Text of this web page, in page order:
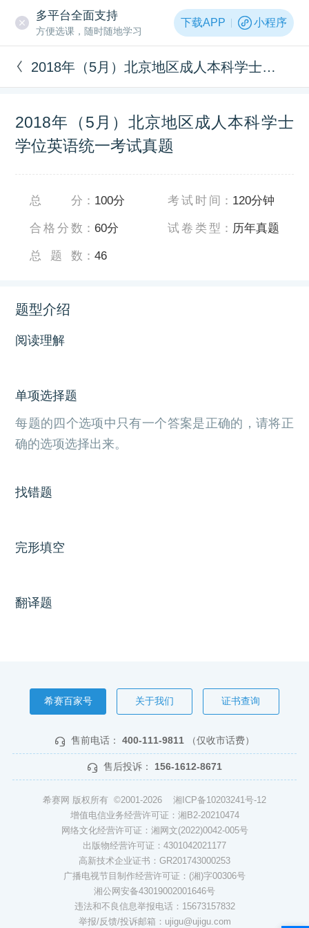
多平台全面支持
方便选课，随时随地学习
下载APP 小程序
2018年（5月）北京地区成人本科学士学位英语统一考试真题
2018年（5月）北京地区成人本科学士
学位英语统一考试真题
总分 ： 100分
合格分数 ：60分
总题数 ：46
考试时间 ： 120分钟
试卷类型 ： 历年真题
题型介绍
阅读理解
单项选择题
每题的四个选项中只有一个答案是正确的，请将正
确的选项选择出来。
找错题
完形填空
翻译题
希赛百家号 关于我们 证书查询
售前电话： 400-111-9811 （仅收市话费）
售后投诉： 156-1612-8671
希赛网 版权所有 ©2001-2026 湘ICP备10203241号-12
增值电信业务经营许可证：湘B2-20210474
网络文化经营许可证：湘网文(2022)0042-005号
出版物经营许可证：4301042021177
高新技术企业证书：GR201743000253
广播电视节目制作经营许可证：(湘)字00306号
湘公网安备43019002001646号
违法和不良信息举报电话：15673157832
举报/反馈/投诉邮箱：ujigu@ujigu.com